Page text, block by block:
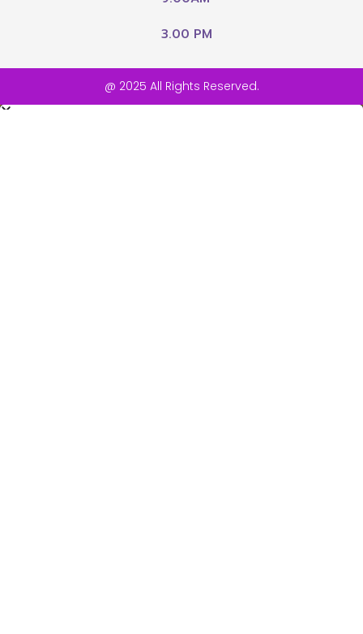
3.00 PM
@ 2025 All Rights Reserved.